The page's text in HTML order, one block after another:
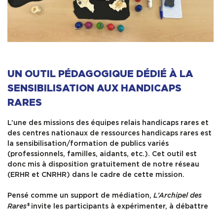
UN OUTIL PÉDAGOGIQUE DÉDIÉ À LA
SENSIBILISATION AUX HANDICAPS
RARES
L’une des missions des équipes relais handicaps rares et
des centres nationaux de ressources handicaps rares est
la sensibilisation/formation de publics variés
(professionnels, familles, aidants, etc.). Cet outil est
donc mis à disposition gratuitement de notre réseau
(ERHR et CNRHR) dans le cadre de cette mission.
Pensé comme un support de médiation, L’Archipel des
Rares® invite les participants à expérimenter, à débattre